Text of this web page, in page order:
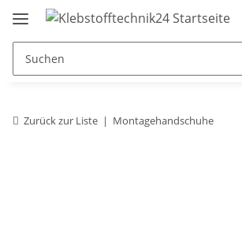
Zurück zur Liste Montagehandschuhe